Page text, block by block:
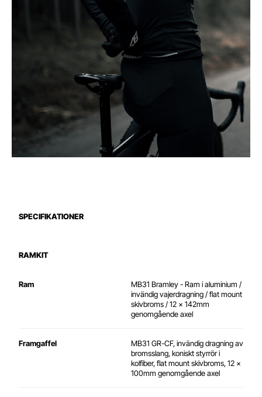
SPECIFIKATIONER
RAMKIT
Ram
MB31 Bramley - Ram i aluminium /
invändig vajerdragning / flat mount
skivbroms / 12 x 142mm
genomgående axel
Framgaffel
MB31 GR-CF, invändig dragning av
bromsslang, koniskt styrrör i
kolfiber, flat mount skivbroms, 12 x
100mm genomgående axel